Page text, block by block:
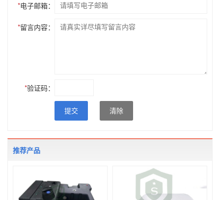
*电子邮箱：
*留言内容：
*验证码：
提交 清除
推荐产品